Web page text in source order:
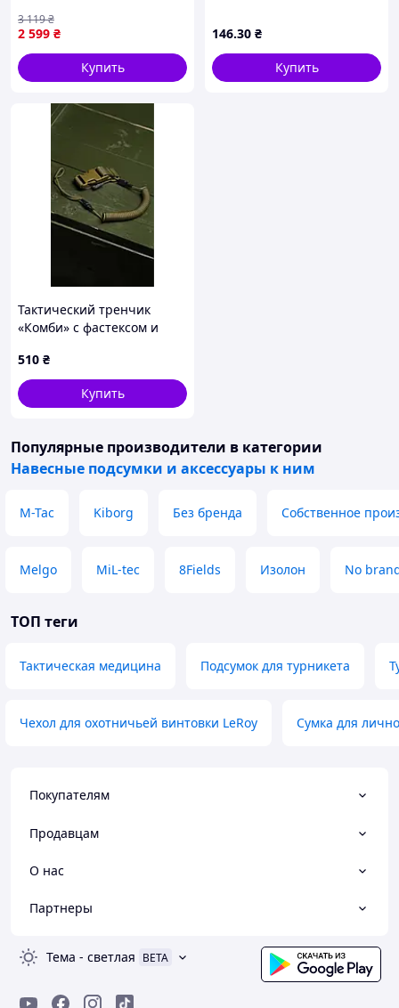
Украина, карман для
баллистического пакета
2 599 ₴
3 119₴
Купить
146.30 ₴
Купить
Тактический тренчик
«Комби» с фастексом и
(быстросъёмный,
спиральный, D-кольцо, 3
мм, 47 см, Койот) ТМ C&M
510 ₴
Купить
Популярные производители в категории
Навесные подсумки и аксессуары к ним
M-Tac Kiborg Без бренда Собственное
Melgo MiL-tec 8Fields Изолон No
ТОП теги
Тактическая медицина Подсумок для турникета
Чехол для охотничьей винтовки LeRoy Сумка для
Покупателям
Продавцам
О нас
Партнеры
Тема - светлая BETA